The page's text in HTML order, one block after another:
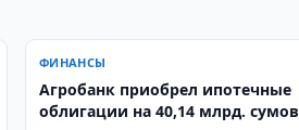
ФИНАНСЫ
Агробанк приобрел ипотечные
облигации на 40,14 млрд. сумов